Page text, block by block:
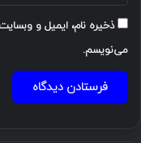
ذخیره نام، ایمیل و
می‌نویسم.